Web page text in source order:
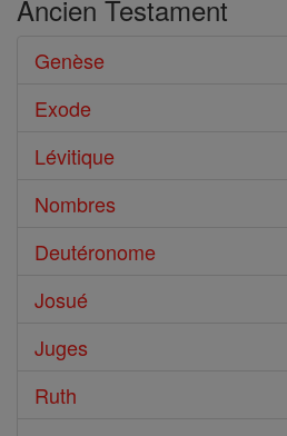
Ancien Testament
Genèse
Exode
Lévitique
Nombres
Deutéronome
Josué
Juges
Ruth